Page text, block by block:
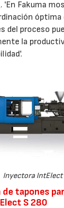
'En Fakuma
óptima
del proceso
la
Inyectora IntElect
tapones
S 280